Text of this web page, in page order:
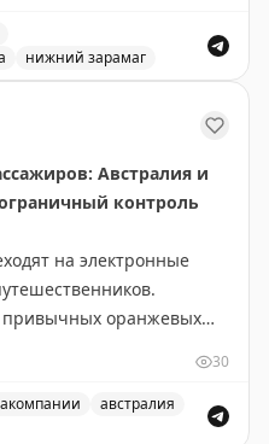
нижний зарамаг
Австралия и
контроль
на электронные
привычных оранжевых
Новая система
аэропортах и
На проект выделено
30
австралия